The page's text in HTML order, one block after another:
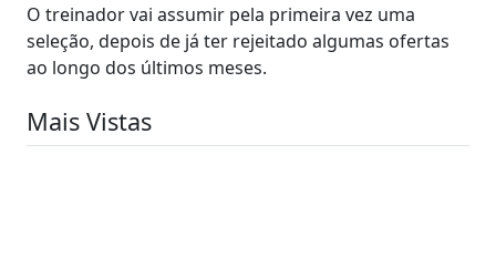
O treinador vai assumir pela primeira vez uma
seleção, depois de já ter rejeitado algumas ofertas
ao longo dos últimos meses.
Mais Vistas